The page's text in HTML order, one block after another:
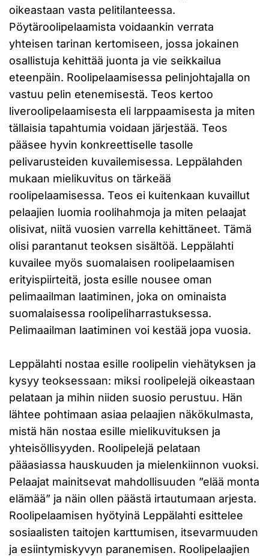
oikeastaan vasta pelitilanteessa.
Pöytäroolipelaamista voidaankin verrata
yhteisen tarinan kertomiseen, jossa jokainen
osallistuja kehittää juonta ja vie seikkailua
eteenpäin. Roolipelaamisessa pelinjohtajalla on
vastuu pelin etenemisestä. Teos kertoo
liveroolipelaamisesta eli larppaamisesta ja miten
tällaisia tapahtumia voidaan järjestää. Teos
pääsee hyvin konkreettiselle tasolle
pelivarusteiden kuvailemisessa. Leppälahden
mukaan mielikuvitus on tärkeää
roolipelaamisessa. Teos ei kuitenkaan kuvaillut
pelaajien luomia roolihahmoja ja miten pelaajat
olisivat, niitä vuosien varrella kehittäneet. Tämä
olisi parantanut teoksen sisältöä. Leppälahti
kuvailee myös suomalaisen roolipelaamisen
erityispiirteitä, josta esille nousee oman
pelimaailman laatiminen, joka on ominaista
suomalaisessa roolipeliharrastuksessa.
Pelimaailman laatiminen voi kestää jopa vuosia.
Leppälahti nostaa esille roolipelin viehätyksen ja
kysyy teoksessaan: miksi roolipelejä oikeastaan
pelataan ja mihin niiden suosio perustuu. Hän
lähtee pohtimaan asiaa pelaajien näkökulmasta,
mistä hän nostaa esille mielikuvituksen ja
yhteisöllisyyden. Roolipelejä pelataan
pääasiassa hauskuuden ja mielenkiinnon vuoksi.
Pelaajat mainitsevat mahdollisuuden ”elää monta
elämää” ja näin ollen päästä irtautumaan arjesta.
Roolipelaamisen hyötyinä Leppälahti esittelee
sosiaalisten taitojen karttumisen, itsevarmuuden
ja esiintymiskyvyn paranemisen. Roolipelaajien